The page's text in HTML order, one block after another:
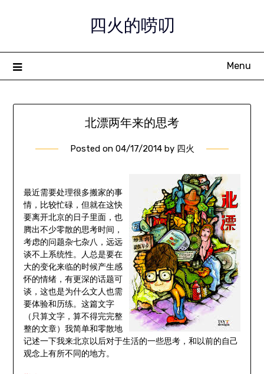
四火的唠叨
Menu
北漂两年来的思考
Posted on 04/17/2014by 四火
最近需要处理很多搬家的事
情，比较忙碌，但就在这快
要离开北京的日子里面，也
腾出不少零散的思考时间，
考虑的问题杂七杂八，远远
谈不上系统性。人总是要在
大的变化来临的时候产生感
怀的情绪，有更深的话题可
谈，这也是为什么文人也需
要体验和历练。这篇文字
（只算文字，算不得完完整
整的文章）我简单和零散地
记述一下我来北京以后对于生活的一些思考，和以前的自己
观念上有所不同的地方。